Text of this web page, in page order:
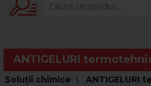
ANTIGELURI
Soluții chimice
ANTIGELURI